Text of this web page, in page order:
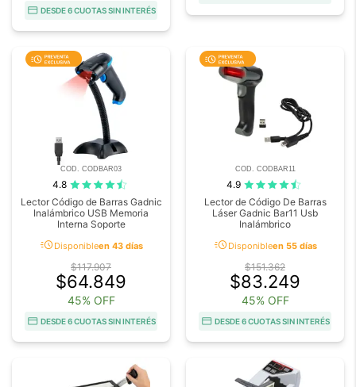
DESDE 6 CUOTAS SIN INTERÉS
COD. CODBAR03
4.8
Lector Código de Barras Gadnic
Inalámbrico USB Memoria
Interna Soporte
acuteDisponibleen 43 días
$117.907
$64.849
45% OFF
DESDE 6 CUOTAS SIN INTERÉS
COD. CODBAR11
4.9
Lector de Código De Barras
Láser Gadnic Bar11 Usb
Inalámbrico
acuteDisponibleen 55 días
$151.362
$83.249
45% OFF
DESDE 6 CUOTAS SIN INTERÉS